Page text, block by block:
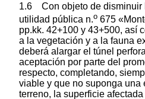
1.6 Con objeto de disminuir
utilidad pública n.o 675
pp.kk. 42+100 y 43+500, así
a la vegetación y a la fauna
deberá alargar el túnel
aceptación por parte del
respecto, completando,
viable y que no suponga una
terreno, la superficie